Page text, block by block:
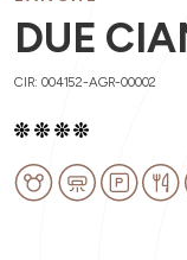
DUE
CIR: 004152-AGR-00002